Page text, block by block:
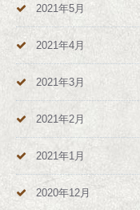
2021年5月
2021年4月
2021年3月
2021年2月
2021年1月
2020年12月